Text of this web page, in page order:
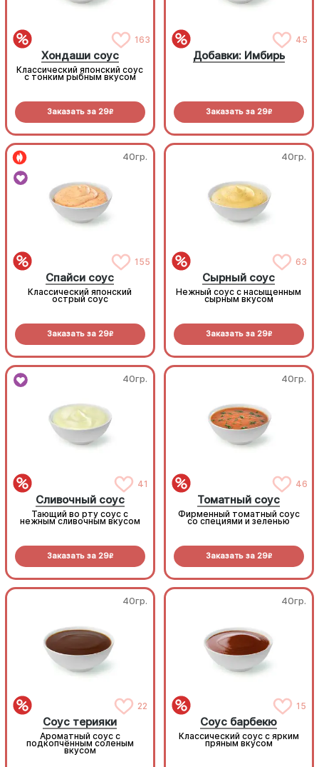
163
Хондаши соус
Классический японский соус
с тонким рыбным вкусом
Заказать за 29R
45
Добавки: Имбирь
Заказать за 29R
40гр.
155
Спайси соус
Классический японский
острый соус
Заказать за 29R
40гр.
63
Сырный соус
Нежный соус с насыщенным
сырным вкусом
Заказать за 29R
40гр.
41
Сливочный соус
Тающий во рту соус с
нежным сливочным вкусом
Заказать за 29R
40гр.
46
Томатный соус
Фирменный томатный соус
со специями и зеленью
Заказать за 29R
40гр.
22
Соус терияки
Ароматный соус с
подкопчённым соленым
вкусом
40гр.
15
Соус барбекю
Классический соус с ярким
пряным вкусом